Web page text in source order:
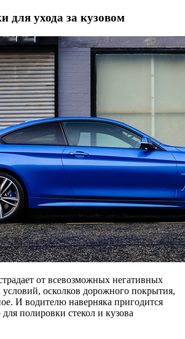
для ухода за кузовом
от всевозможных негативных
осколков дорожного покрытия,
И водителю наверняка пригодится
полировки стекол и кузова